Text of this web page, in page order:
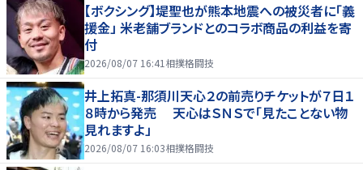
【ボクシング】堤聖也が熊本地震への被災者に「義
援金」 米老舗ブランドとのコラボ商品の利益を寄
付
2026/08/07 16:41 相撲格闘技
井上拓真-那須川天心２の前売りチケットが７日１
８時から発売 天心はＳＮＳで「見たことない物
見れますよ」
2026/08/07 16:03相撲格闘技